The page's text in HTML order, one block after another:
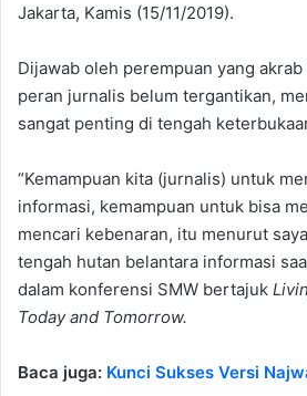
Jakarta, Kamis (15/11/2019).
Dijawab oleh perempuan yang akrab
peran jurnalis belum tergantikan,
sangat penting di tengah
“Kemampuan kita (jurnalis) untuk
informasi, kemampuan untuk bisa
mencari kebenaran, itu menurut
tengah hutan belantara informasi
dalam konferensi SMW bertajuk
Today and Tomorrow.
Baca juga: Kunci Sukses Versi